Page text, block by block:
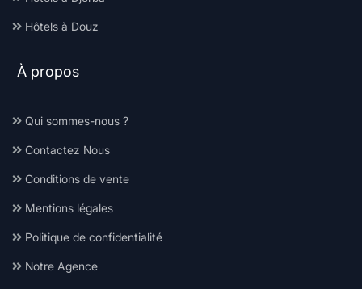
Hôtels à Douz
À propos
Qui sommes-nous ?
Contactez Nous
Conditions de vente
Mentions légales
Politique de confidentialité
Notre Agence